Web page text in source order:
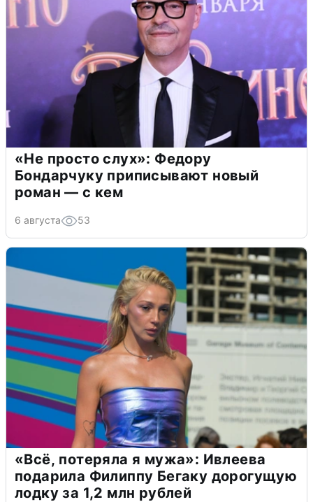
«Не просто слух»: Федору
Бондарчуку приписывают новый
роман — с кем
6 августа 53
«Всё, потеряла я мужа»: Ивлеева
подарила Филиппу Бегаку дорогущую
лодку за 1,2 млн рублей